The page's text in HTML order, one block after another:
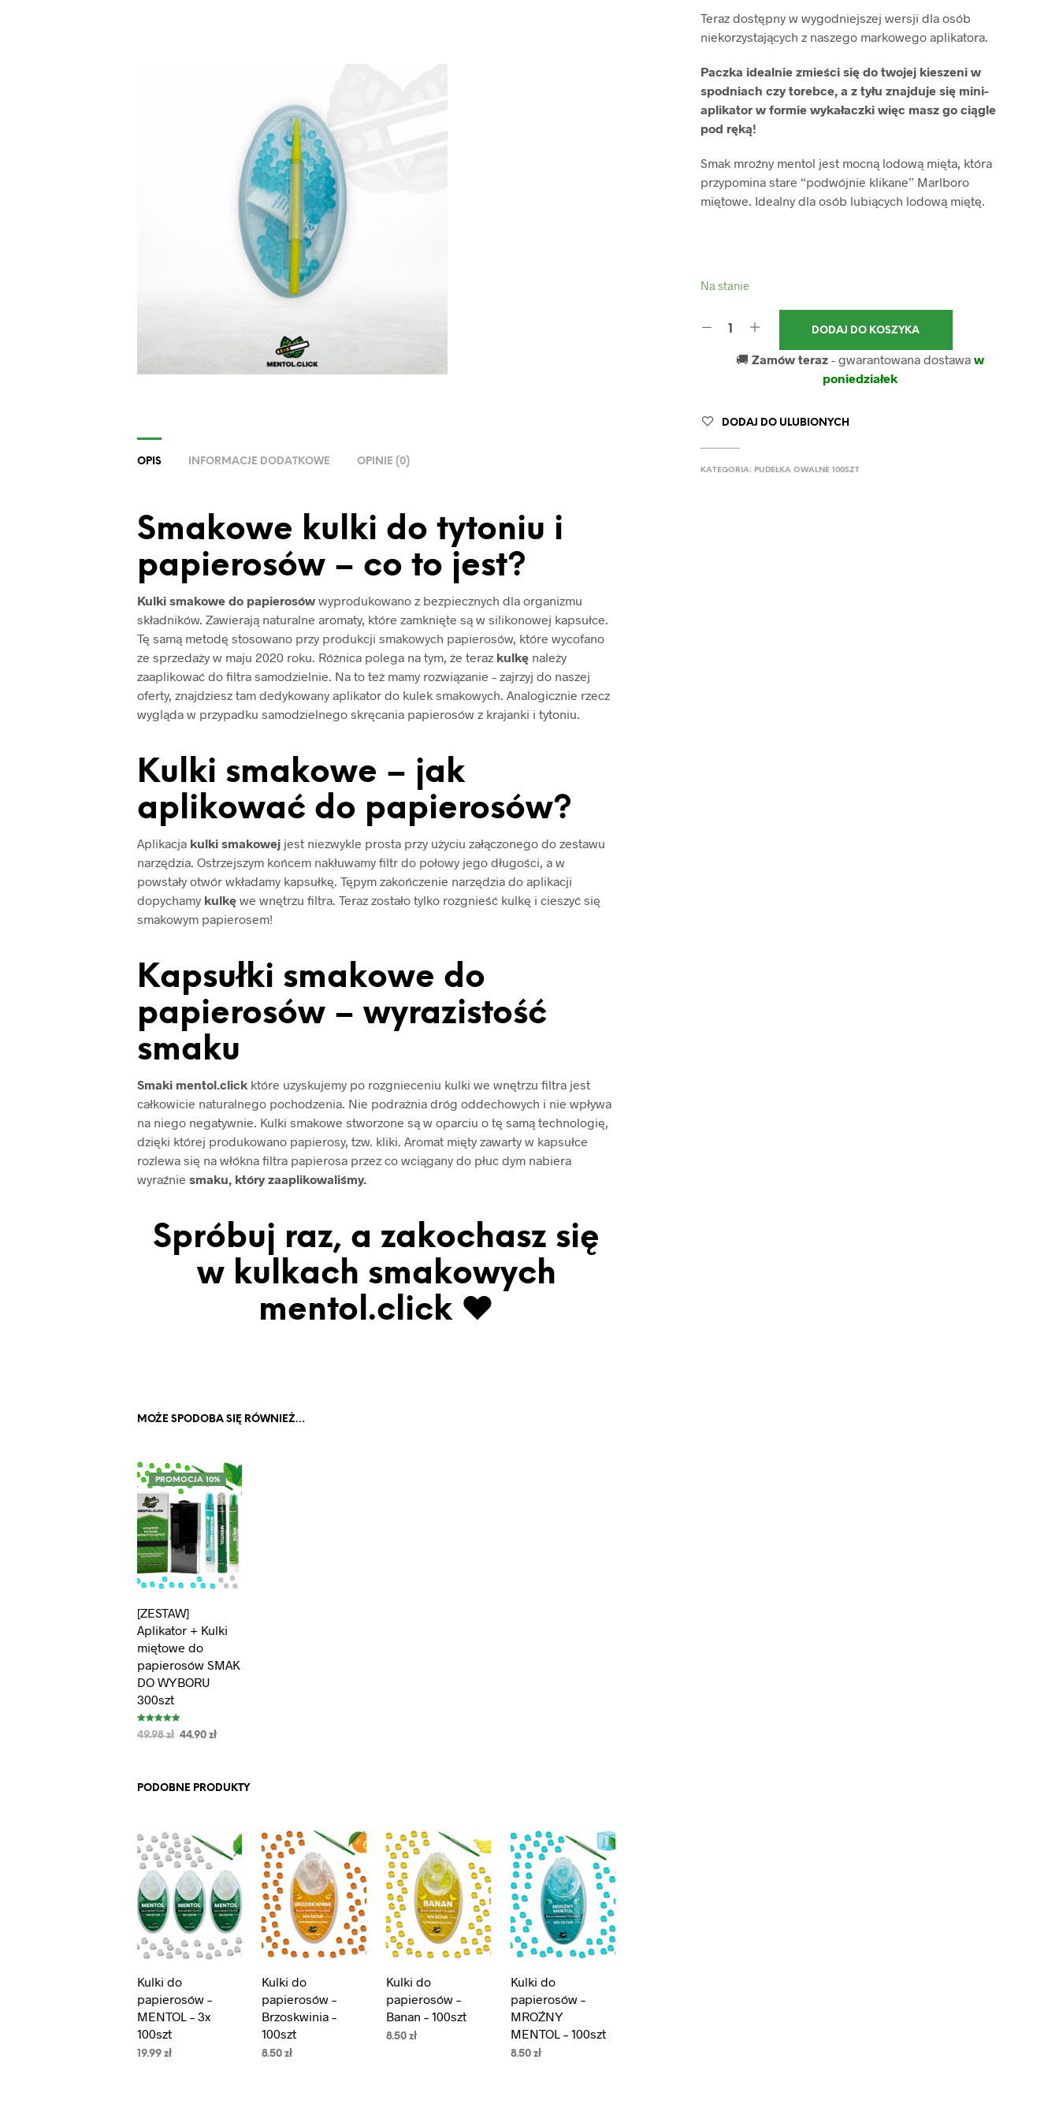
Teraz dostępny w wygodniejszej wersji dla osób
niekorzystających z naszego markowego aplikatora.
Paczka idealnie zmieści się do twojej kieszeni w
spodniach czy torebce, a z tyłu znajduje się mini-
aplikator w formie wykałaczki więc masz go ciągle
pod ręką!
Smak mroźny mentol jest mocną lodową mięta, która
przypomina stare “podwójnie klikane” Marlboro
miętowe. Idealny dla osób lubiących lodową miętę.
Na stanie
DODAJ DO KOSZYKA
🚚 Zamów teraz- gwarantowana dostawa w
poniedziałek
DODAJ DO ULUBIONYCH
KATEGORIA: PUDEŁKA OWALNE 100SZT
OPIS INFORMACJE DODATKOWE OPINIE (0)
Smakowe kulki do tytoniu i
papierosów – co to jest?
Kulki smakowe do papierosówwyprodukowano z bezpiecznych dla organizmu
składników. Zawierają naturalne aromaty, które zamknięte są w silikonowej kapsułce.
Tę samą metodę stosowano przy produkcji smakowych papierosów, które wycofano
ze sprzedaży w maju 2020 roku. Różnica polega na tym, że teraz kulkę należy
zaaplikować do filtra samodzielnie. Na to też mamy rozwiązanie – zajrzyj do naszej
oferty, znajdziesz tam dedykowany aplikator do kulek smakowych. Analogicznie rzecz
wygląda w przypadku samodzielnego skręcania papierosów z krajanki i tytoniu.
Kulki smakowe – jak
aplikować do papierosów?
Aplikacja kulki smakowej jest niezwykle prosta przy użyciu załączonego do zestawu
narzędzia. Ostrzejszym końcem nakłuwamy filtr do połowy jego długości, a w
powstały otwór wkładamy kapsułkę. Tępym zakończenie narzędzia do aplikacji
dopychamy kulkę we wnętrzu filtra. Teraz zostało tylko rozgnieść kulkę i cieszyć się
smakowym papierosem!
Kapsułki smakowe do
papierosów – wyrazistość
smaku
Smaki mentol.click które uzyskujemy po rozgnieceniu kulki we wnętrzu filtra jest
całkowicie naturalnego pochodzenia. Nie podrażnia dróg oddechowych i nie wpływa
na niego negatywnie. Kulki smakowe stworzone są w oparciu o tę samą technologię,
dzięki której produkowano papierosy, tzw. kliki. Aromat mięty zawarty w kapsułce
rozlewa się na włókna filtra papierosa przez co wciągany do płuc dym nabiera
wyraźniesmaku, który zaaplikowaliśmy.
Spróbuj raz, a zakochasz się
w kulkach smakowych
mentol.click ♥
MOŻE SPODOBA SIĘ RÓWNIEŻ…
PROMOCJA 10%
[ZESTAW]
Aplikator + Kulki
miętowe do
papierosów SMAK
DO WYBORU
300szt
Oceniono
5.00
49.98zł 44.90zł
PODOBNE PRODUKTY
Kulki do
papierosów –
MENTOL – 3x
100szt
19.99zł
Kulki do
papierosów –
Brzoskwinia –
100szt
8.50zł
Kulki do
papierosów –
Banan – 100szt
8.50zł
Kulki do
papierosów –
MROŹNY
MENTOL – 100szt
8.50zł